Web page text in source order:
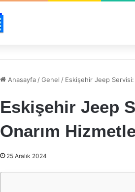
Anasayfa /Genel / Eskişehir Jeep Servisi:
Eskişehir Jeep
Onarım
25 Aralık 2024